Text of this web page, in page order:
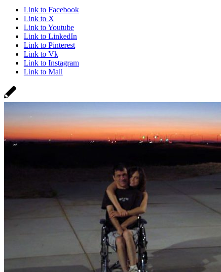
Link to Facebook
Link to X
Link to Youtube
Link to LinkedIn
Link to Pinterest
Link to Vk
Link to Instagram
Link to Mail